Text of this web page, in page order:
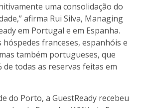
uma consolidação do
afirma Rui Silva, Managing
em Portugal e em Espanha.
hóspedes franceses, espanhóis e
também portugueses, que
todas as reservas feitas em
do Porto, a GuestReady recebeu